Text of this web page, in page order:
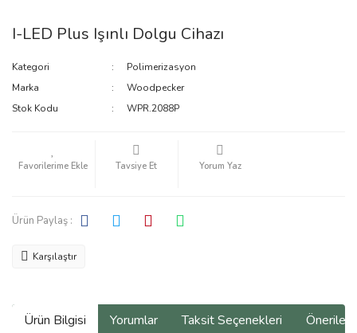
I-LED Plus Işınlı Dolgu Cihazı
Kategori
Polimerizasyon
Marka
Woodpecker
Stok Kodu
WPR.2088P
Tavsiye Et Yorum Yaz
Ürün Paylaş :
Karşılaştır
Ürün Bilgisi Yorumlar Taksit Seçenekleri